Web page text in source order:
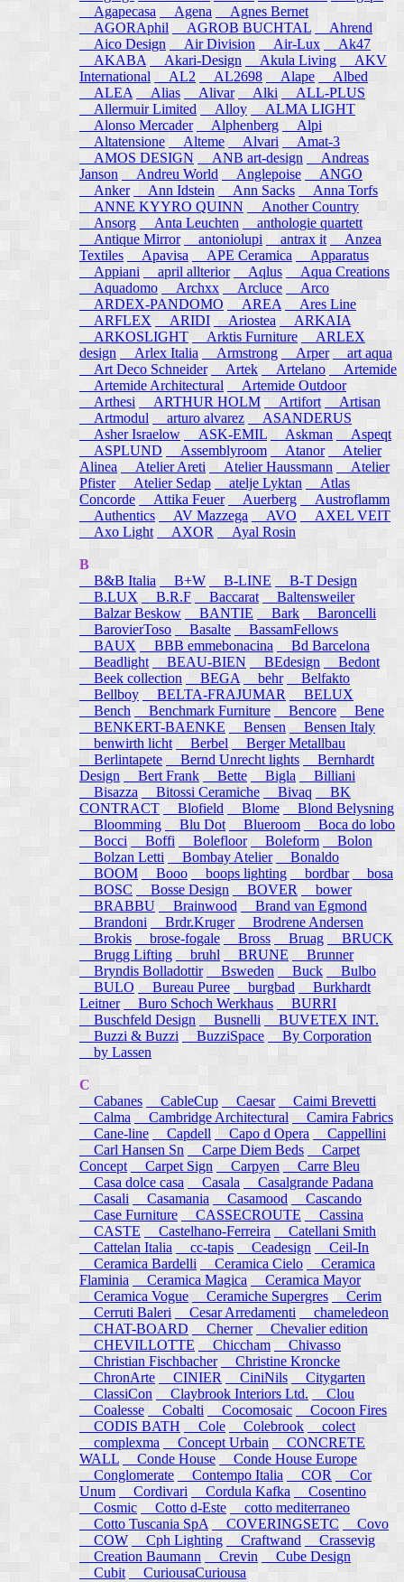
Agapecasa
Agena
Agnes Bernet
AGORAphil
AGROB BUCHTAL
Ahrend
Aico Design
Air Division Air-Lux
Ak47
AKABA
Akari-Design Akula Living
AKV
International
AL2 AL2698 Alape
Albed
ALEA
Alias Alivar Alki
ALL-PLUS
Allermuir Limited
Alloy
ALMA LIGHT
Alonso Mercader
Alphenberg
Alpi
Altatensione
Alteme Alvari
Amat-3
AMOS DESIGN
ANB art-design
Andreas
Janson
Andreu World Anglepoise
ANGO
Anker
Ann Idstein Ann Sacks
Anna Torfs
ANNE KYYRO QUINN
Another Country
Ansorg
Anta Leuchten
anthologie quartett
Antique Mirror
antoniolupi antrax it
Anzea
Textiles
Apavisa APE Ceramica
Apparatus
Appiani
april allterior Aqlus Aqua Creations
Aquadomo
Archxx Arcluce
Arco
ARDEX-PANDOMO
AREA
Ares Line
ARFLEX
ARIDI Ariostea
ARKAIA
ARKOSLIGHT
Arktis Furniture
ARLEX
design
Arlex Italia Armstrong Arper
art aqua
Art Deco Schneider
Artek Artelano
Artemide
Artemide Architectural
Artemide Outdoor
Arthesi
ARTHUR HOLM Artifort
Artisan
Artmodul
arturo alvarez
ASANDERUS
Asher Israelow
ASK-EMIL Askman
Aspeqt
ASPLUND
Assemblyroom Atanor
Atelier
Alinea
Atelier Areti Atelier Haussmann
Atelier
Pfister
Atelier Sedap atelje Lyktan
Atlas
Concorde
Attika Feuer Auerberg
Austroflamm
Authentics
AV Mazzega AVO
AXEL VEIT
Axo Light
AXOR Ayal Rosin
B
B&B Italia
B+W B-LINE
B-T Design
B.LUX
B.R.F Baccarat
Baltensweiler
Balzar Beskow
BANTIE Bark
Baroncelli
BarovierToso
Basalte
BassamFellows
BAUX
BBB emmebonacina
Bd Barcelona
Beadlight
BEAU-BIEN BEdesign
Bedont
Beek collection
BEGA behr
Belfakto
Bellboy
BELTA-FRAJUMAR
BELUX
Bench
Benchmark Furniture Bencore
Bene
BENKERT-BAENKE
Bensen
Bensen Italy
benwirth licht
Berbel
Berger Metallbau
Berlintapete
Bernd Unrecht lights
Bernhardt
Design
Bert Frank Bette Bigla
Billiani
Bisazza
Bitossi Ceramiche Bivaq
BK
CONTRACT
Blofield Blome Blond Belysning
Bloomming
Blu Dot Blueroom
Boca do lobo
Bocci
Boffi Bolefloor Boleform
Bolon
Bolzan Letti
Bombay Atelier
Bonaldo
BOOM
Booo boops lighting bordbar
bosa
BOSC
Bosse Design BOVER
bower
BRABBU
Brainwood
Brand van Egmond
Brandoni
Brdr.Kruger
Brodrene Andersen
Brokis
brose-fogale Bross Bruag
BRUCK
Brugg Lifting
bruhl BRUNE
Brunner
Bryndis Bolladottir
Bsweden Buck
Bulbo
BULO
Bureau Puree burgbad
Burkhardt
Leitner
Buro Schoch Werkhaus
BURRI
Buschfeld Design
Busnelli
BUVETEX INT.
Buzzi & Buzzi
BuzziSpace By Corporation
by Lassen
C
Cabanes
CableCup Caesar
Caimi Brevetti
Calma
Cambridge Architectural
Camira Fabrics
Cane-line
Capdell Capo d Opera
Cappellini
Carl Hansen Sn
Carpe Diem Beds
Carpet
Concept
Carpet Sign Carpyen
Carre Bleu
Casa dolce casa
Casala
Casalgrande Padana
Casali
Casamania Casamood
Cascando
Case Furniture
CASSECROUTE
Cassina
CASTE
Castelhano-Ferreira
Catellani Smith
Cattelan Italia
cc-tapis Ceadesign
Ceil-In
Ceramica Bardelli
Ceramica Cielo
Ceramica
Flaminia
Ceramica Magica
Ceramica Mayor
Ceramica Vogue
Ceramiche Supergres Cerim
Cerruti Baleri
Cesar Arredamenti
chameledeon
CHAT-BOARD
Cherner
Chevalier edition
CHEVILLOTTE
Chiccham
Chivasso
Christian Fischbacher
Christine Kroncke
ChronArte
CINIER CiniNils
Citygarten
ClassiCon
Claybrook Interiors Ltd.
Clou
Coalesse
Cobalti Cocomosaic
Cocoon Fires
CODIS BATH
Cole Colebrook
colect
complexma
Concept Urbain
CONCRETE
WALL
Conde House
Conde House Europe
Conglomerate
Contempo Italia COR
Cor
Unum
Cordivari Cordula Kafka
Cosentino
Cosmic
Cotto d-Este
cotto mediterraneo
Cotto Tuscania SpA
COVERINGSETC
Covo
COW
Cph Lighting Craftwand
Crassevig
Creation Baumann
Crevin
Cube Design
Cubit
CuriousaCuriousa